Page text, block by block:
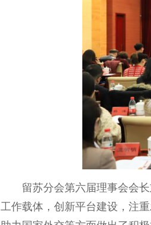
留苏分会第六届理事会会
工作载体，创新平台建设，注